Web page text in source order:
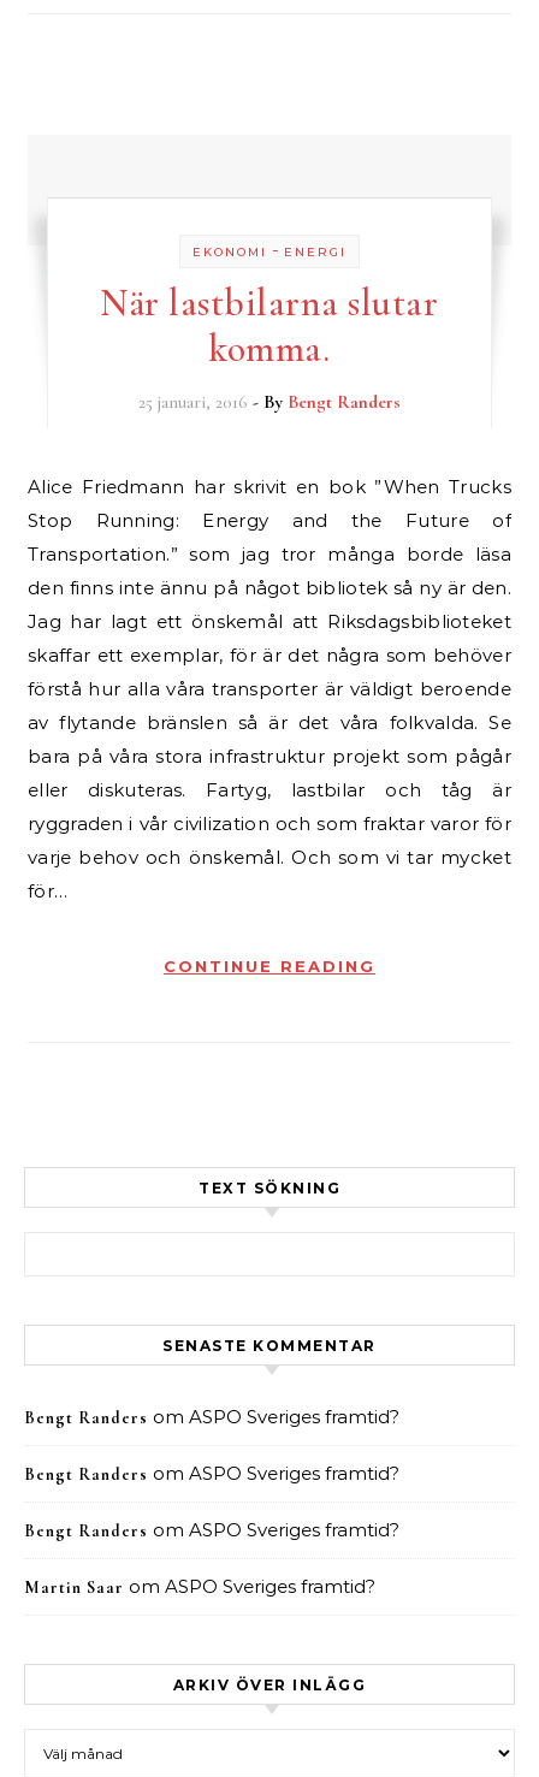
EKONOMI - ENERGI
När lastbilarna slutar
komma.
25 januari, 2016 - By Bengt Randers
Alice Friedmann har skrivit en bok ”When Trucks
Stop Running: Energy and the Future of
Transportation.” som jag tror många borde läsa
den finns inte ännu på något bibliotek så ny är den.
Jag har lagt ett önskemål att Riksdagsbiblioteket
skaffar ett exemplar, för är det några som behöver
förstå hur alla våra transporter är väldigt beroende
av flytande bränslen så är det våra folkvalda. Se
bara på våra stora infrastruktur projekt som pågår
eller diskuteras. Fartyg, lastbilar och tåg är
ryggraden i vår civilization och som fraktar varor för
varje behov och önskemål. Och som vi tar mycket
för…
CONTINUE READING
TEXT SÖKNING
SENASTE KOMMENTAR
Bengt Randers om ASPO Sveriges framtid?
Bengt Randers om ASPO Sveriges framtid?
Bengt Randers om ASPO Sveriges framtid?
Martin Saar om ASPO Sveriges framtid?
ARKIV ÖVER INLÄGG